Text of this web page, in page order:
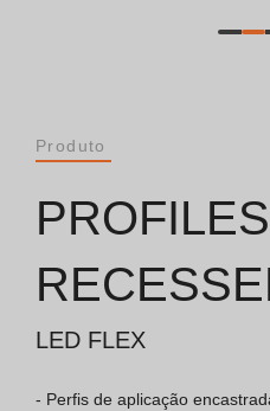
Geral [PT/ES]
Documentos
Considerações
Produto
PROFILES
LED FLEX
- Perfis de aplicação